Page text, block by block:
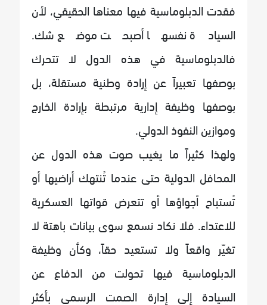
فقدت الدبلوماسية فيها معناها الحقيقي، لأن
السيادة نفسها أصبحت موضع شك.
فالدبلوماسية في هذه الدول لا تتحرك
بوصفها تعبيراً عن إرادة وطنية مستقلة، بل
بوصفها وظيفة إدارية مرتبطة بإرادة الخارج
وموازين النفوذ الدولي.
ولهذا كثيراً ما يغيب صوت هذه الدول عن
المحافل الدولية حتى عندما تُنتهك أراضيها أو
تُستباح أجواؤها أو تتعرض قواتها العسكرية
للاعتداء. فلا نكاد نسمع سوى بيانات باهتة لا
تغيّر واقعاً ولا تستعيد حقاً، وكأن وظيفة
الدبلوماسية فيها تحولت من الدفاع عن
السيادة إلى إدارة الصمت الرسمي بأكثر